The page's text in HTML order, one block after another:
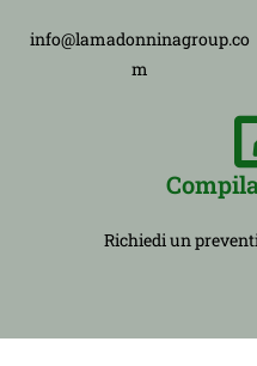
info@lamadonninagroup.co
m
Richiedi un